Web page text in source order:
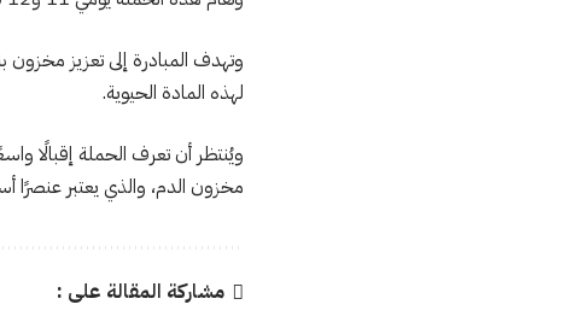
وتهدف المبادرة إلى تعزيز مخزون
لهذه المادة الحيوية.
ويُنتظر أن تعرف الحملة إقبالًا
مخزون الدم، والذي يعتبر عنصرًا
مشاركة المقالة على :